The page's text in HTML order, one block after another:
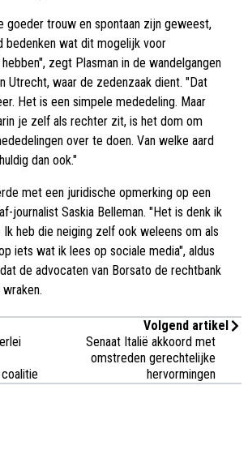
goeder trouw en spontaan zijn geweest,
bedenken wat dit mogelijk voor
zegt Plasman in de wandelgangen
Utrecht, waar de zedenzaak dient. "Dat
Het is een simpele mededeling. Maar
je zelf als rechter zit, is het dom om
over te doen. Van welke aard
dan ook."
met een juridische opmerking op een
journalist Saskia Belleman. "Het is denk ik
Ik heb die neiging zelf ook weleens om als
iets wat ik lees op sociale media", aldus
de advocaten van Borsato de rechtbank
Volgend artikel
Senaat Italië akkoord met
omstreden gerechtelijke
hervormingen